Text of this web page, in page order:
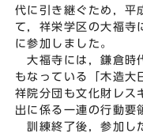
代に引き継ぐため，平
て，祥栄学区の大福寺
に参加しました。
大福寺には，鎌倉時
もなっている「木造大
祥院分団も文化財レス
出に係る一連の行動要
訓練終了後，参加し